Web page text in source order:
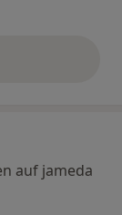
auf jameda